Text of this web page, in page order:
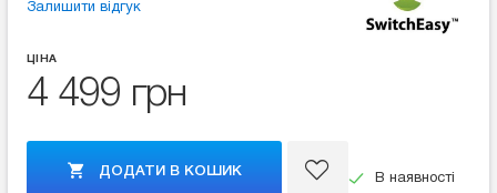
Залишити відгук
ЦІНА
4 499 грн
ДОДАТИ В КОШИК
В наявності